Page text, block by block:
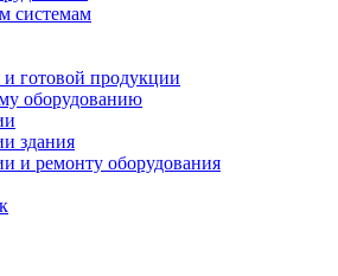
системам
и готовой продукции
оборудованию
здания
и ремонту оборудования